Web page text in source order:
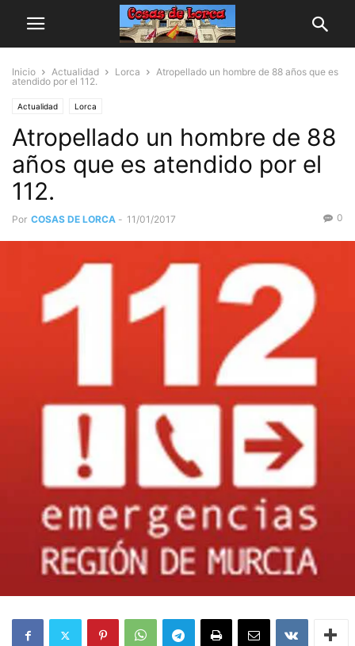
Inicio Actualidad Lorca
Atropellado un hombre de 88 años que es
atendido por el 112.
Actualidad Lorca
Atropellado un hombre de 88
años que es atendido por el
112.
Por COSAS DE LORCA - 11/01/2017 0